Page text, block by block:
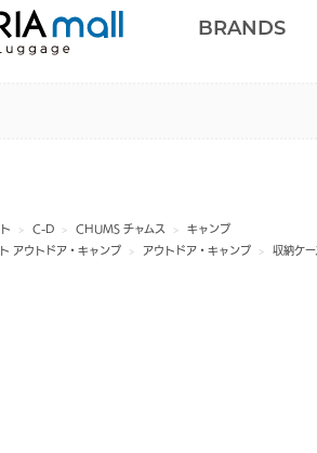
BRANDS
> C-D > CHUMS チャムス >
キャンプ
アウトドア・キャンプ > アウトドア・キャンプ >
収納ケー